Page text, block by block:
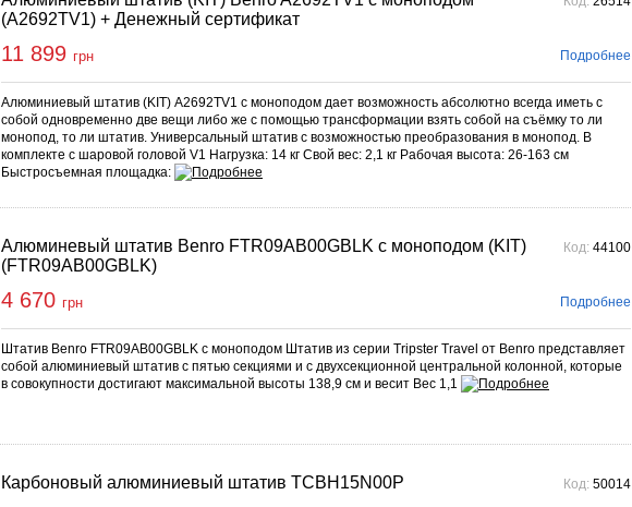
(A2692TV1) + Денежный сертификат
11 899 грн Подробнее
Алюминиевый штатив (KIT) A2692TV1 с моноподом дает возможность абсолютно всегда иметь с
собой одновременно две вещи либо же с помощью трансформации взять собой на съёмку то ли
монопод, то ли штатив. Универсальный штатив с возможностью преобразования в монопод. В
комплекте с шаровой головой V1 Нагрузка: 14 кг Свой вес: 2,1 кг Рабочая высота: 26-163 см
Быстросъемная площадка:
Алюминевый штатив Benro FTR09AB00GBLK с моноподом (KIT)
(FTR09AB00GBLK)
Код: 44100
4 670 грн Подробнее
Штатив Benro FTR09AB00GBLK с моноподом Штатив из серии Tripster Travel от Benro представляет
собой алюминиевый штатив с пятью секциями и с двухсекционной центральной колонной, которые
в совокупности достигают максимальной высоты 138,9 см и весит Вес 1,1
Карбоновый алюминиевый штатив TCBH15N00P Код: 50014